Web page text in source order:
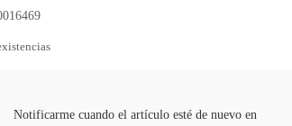
Notificarme cuando el artículo esté de nuevo en